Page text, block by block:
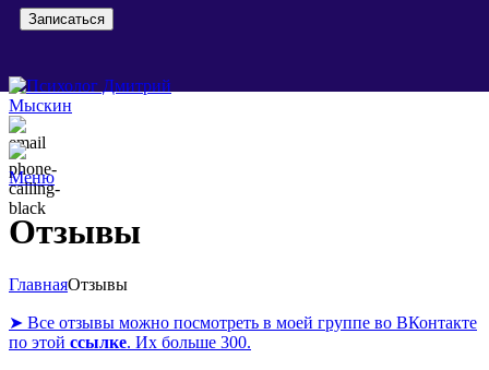
Меню
Отзывы
ГлавнаяОтзывы
➤ Все отзывы можно посмотреть в моей группе во ВКонтакте
по этой ссылке. Их больше 300.